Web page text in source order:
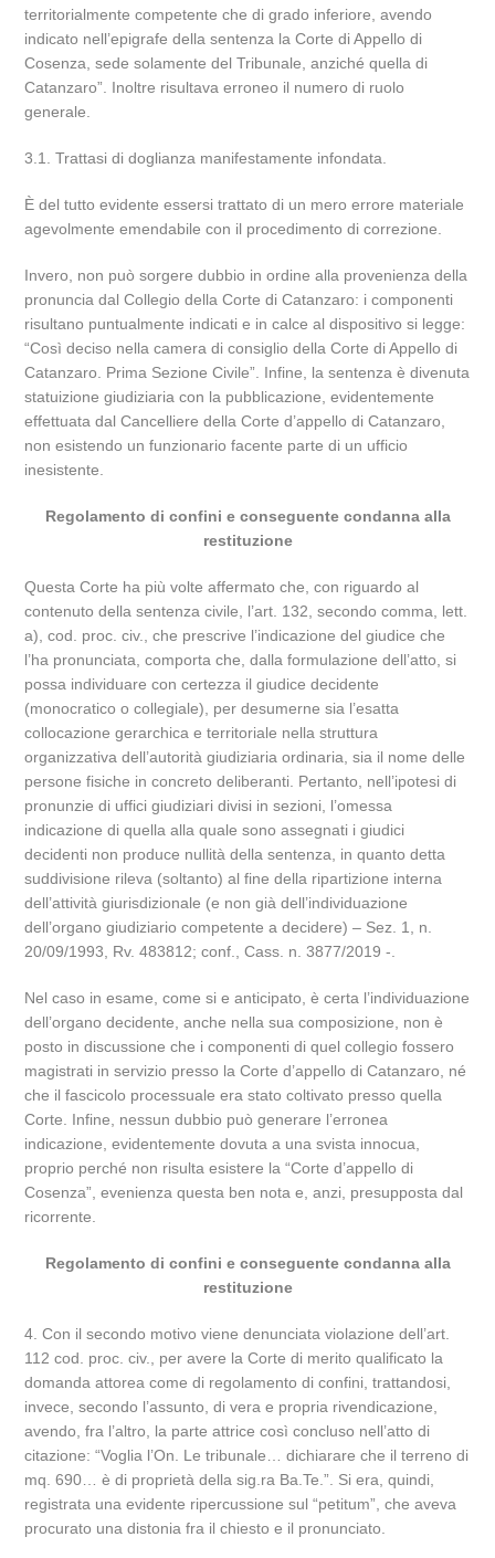
territorialmente competente che di grado inferiore, avendo
indicato nell’epigrafe della sentenza la Corte di Appello di
Cosenza, sede solamente del Tribunale, anziché quella di
Catanzaro”. Inoltre risultava erroneo il numero di ruolo
generale.
3.1. Trattasi di doglianza manifestamente infondata.
È del tutto evidente essersi trattato di un mero errore materiale
agevolmente emendabile con il procedimento di correzione.
Invero, non può sorgere dubbio in ordine alla provenienza della
pronuncia dal Collegio della Corte di Catanzaro: i componenti
risultano puntualmente indicati e in calce al dispositivo si legge:
“Così deciso nella camera di consiglio della Corte di Appello di
Catanzaro. Prima Sezione Civile”. Infine, la sentenza è divenuta
statuizione giudiziaria con la pubblicazione, evidentemente
effettuata dal Cancelliere della Corte d’appello di Catanzaro,
non esistendo un funzionario facente parte di un ufficio
inesistente.
Regolamento di confini e conseguente condanna alla
restituzione
Questa Corte ha più volte affermato che, con riguardo al
contenuto della sentenza civile, l’art. 132, secondo comma, lett.
a), cod. proc. civ., che prescrive l’indicazione del giudice che
l’ha pronunciata, comporta che, dalla formulazione dell’atto, si
possa individuare con certezza il giudice decidente
(monocratico o collegiale), per desumerne sia l’esatta
collocazione gerarchica e territoriale nella struttura
organizzativa dell’autorità giudiziaria ordinaria, sia il nome delle
persone fisiche in concreto deliberanti. Pertanto, nell’ipotesi di
pronunzie di uffici giudiziari divisi in sezioni, l’omessa
indicazione di quella alla quale sono assegnati i giudici
decidenti non produce nullità della sentenza, in quanto detta
suddivisione rileva (soltanto) al fine della ripartizione interna
dell’attività giurisdizionale (e non già dell’individuazione
dell’organo giudiziario competente a decidere) – Sez. 1, n.
20/09/1993, Rv. 483812; conf., Cass. n. 3877/2019 -.
Nel caso in esame, come si e anticipato, è certa l’individuazione
dell’organo decidente, anche nella sua composizione, non è
posto in discussione che i componenti di quel collegio fossero
magistrati in servizio presso la Corte d’appello di Catanzaro, né
che il fascicolo processuale era stato coltivato presso quella
Corte. Infine, nessun dubbio può generare l’erronea
indicazione, evidentemente dovuta a una svista innocua,
proprio perché non risulta esistere la “Corte d’appello di
Cosenza”, evenienza questa ben nota e, anzi, presupposta dal
ricorrente.
Regolamento di confini e conseguente condanna alla
restituzione
4. Con il secondo motivo viene denunciata violazione dell’art.
112 cod. proc. civ., per avere la Corte di merito qualificato la
domanda attorea come di regolamento di confini, trattandosi,
invece, secondo l’assunto, di vera e propria rivendicazione,
avendo, fra l’altro, la parte attrice così concluso nell’atto di
citazione: “Voglia l’On. Le tribunale… dichiarare che il terreno di
mq. 690… è di proprietà della sig.ra Ba.Te.”. Si era, quindi,
registrata una evidente ripercussione sul “petitum”, che aveva
procurato una distonia fra il chiesto e il pronunciato.